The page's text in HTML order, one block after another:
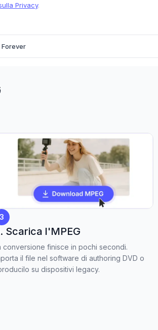
Privacy.
Forever
3
Scarica l'MPEG
conversione finisce in pochi secondi.
il file nel software di authoring DVD o
su dispositivi legacy.